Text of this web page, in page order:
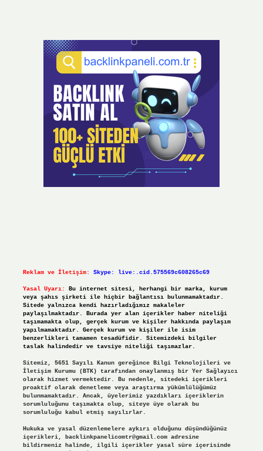
Reklam ve İletişim: Skype: live:.cid.575569c608265c69
Yasal Uyarı:
Bu internet sitesi, herhangi bir marka, kurum
veya şahıs şirketi ile hiçbir bağlantısı bulunmamaktadır.
Sitede yalnızca kendi hazırladığımız makaleler
paylaşılmaktadır. Burada yer alan içerikler haber niteliği
taşımamakta olup, gerçek kurum ve kişiler hakkında paylaşım
yapılmamaktadır. Gerçek kurum ve kişiler ile isim
benzerlikleri tamamen tesadüfidir. Sitemizdeki bilgiler
taslak halindedir ve tavsiye niteliği taşımazlar.
Sitemiz, 5651 Sayılı Kanun gereğince Bilgi Teknolojileri ve
İletişim Kurumu (BTK) tarafından onaylanmış bir Yer Sağlayıcı
olarak hizmet vermektedir. Bu nedenle, sitedeki içerikleri
proaktif olarak denetleme veya araştırma yükümlülüğümüz
bulunmamaktadır. Ancak, üyelerimiz yazdıkları içeriklerin
sorumluluğunu taşımakta olup, siteye üye olarak bu
sorumluluğu kabul etmiş sayılırlar.
Hukuka ve yasal düzenlemelere aykırı olduğunu düşündüğünüz
içerikleri, backlinkpanelicomtr@gmail.comadresine
bildirmeniz halinde, ilgili içerikler yasal süre içerisinde